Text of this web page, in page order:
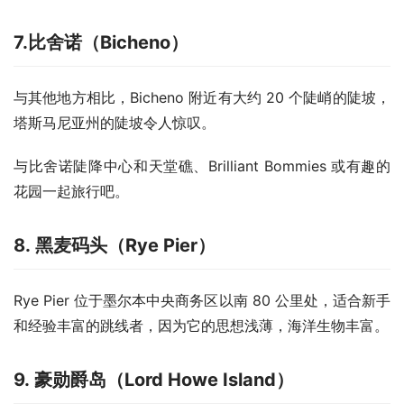
7.比舍诺（Bicheno）
与其他地方相比，Bicheno 附近有大约 20 个陡峭的陡坡，
塔斯马尼亚州的陡坡令人惊叹。
与比舍诺陡降中心和天堂礁、Brilliant Bommies 或有趣的
花园一起旅行吧。
8. 黑麦码头（Rye Pier）
Rye Pier 位于墨尔本中央商务区以南 80 公里处，适合新手
和经验丰富的跳线者，因为它的思想浅薄，海洋生物丰富。
9. 豪勋爵岛（Lord Howe Island）